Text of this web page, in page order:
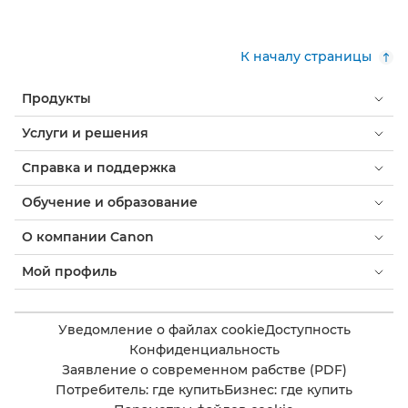
К началу страницы
Продукты
Услуги и решения
Справка и поддержка
Обучение и образование
О компании Canon
Мой профиль
Уведомление о файлах cookieДоступность
Конфиденциальность
Заявление о современном рабстве (PDF)
Потребитель: где купитьБизнес: где купить